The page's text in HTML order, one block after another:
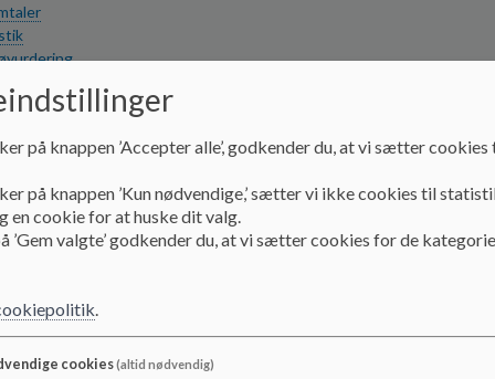
på knappen ’Accepter alle’, godkender du, at vi sætter
på knappen ’Kun nødvendige,’ sætter vi ikke cookies til
en cookie for at huske dit valg.
’Gem valgte’ godkender du, at vi sætter cookies for de
.
cookies(altid nødvendig)